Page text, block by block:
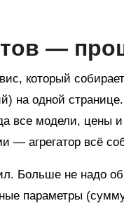
—
который
на одной
все модели, цены
агрегатор всё
Больше не надо
параметры